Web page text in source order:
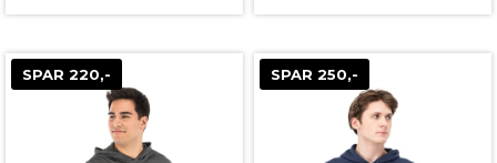
SPAR 220,- SPAR 250,-